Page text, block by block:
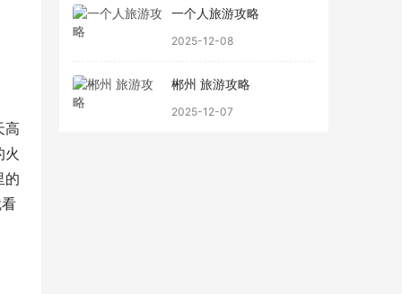
高
火
的
一个人旅游攻略
2025-12-08
郴州 旅游攻略
2025-12-07